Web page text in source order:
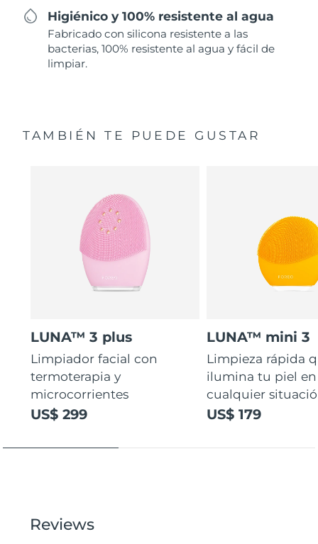
Higiénico y 100% resistente al agua
Fabricado con silicona resistente a las
bacterias, 100% resistente al agua y fácil de
limpiar.
TAMBIÉN TE PUEDE GUSTAR
LUNA™ 3 plus
Limpiador facial con
termoterapia y
microcorrientes
US$ 299
LUNA™ mini 3
Limpieza rápida
ilumina tu piel en
cualquier
US$ 179